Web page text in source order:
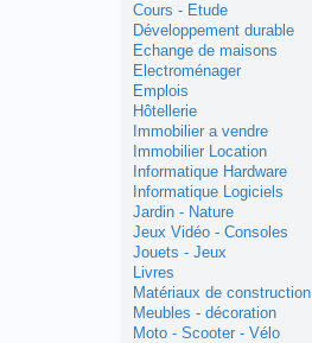
Cours - Etude
Développement durable
Echange de maisons
Electroménager
Emplois
Hôtellerie
Immobilier a vendre
Immobilier Location
Informatique Hardware
Informatique Logiciels
Jardin - Nature
Jeux Vidéo - Consoles
Jouets - Jeux
Livres
Matériaux de construction
Meubles - décoration
Moto - Scooter - Vélo